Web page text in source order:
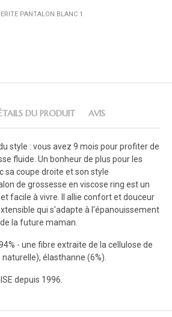
PANTALON BLANC 1
DU PRODUIT AVIS
style : vous avez 9 mois pour profiter de
fluide. Un bonheur de plus pour les
sa coupe droite et son style
de grossesse en viscose ring est un
facile à vivre. Il allie confort et douceur
qui s'adapte à l'épanouissement
la future maman.
- une fibre extraite de la cellulose de
élasthanne (6%).
depuis 1996.